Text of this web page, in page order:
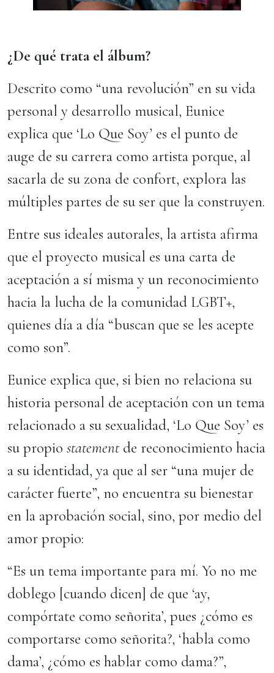
¿De qué trata el álbum?
Descrito como “una revolución” en su vida
personal y desarrollo musical, Eunice
explica que ‘Lo Que Soy’ es el punto de
auge de su carrera como artista porque, al
sacarla de su zona de confort, explora las
múltiples partes de su ser que la construyen.
Entre sus ideales autorales, la artista afirma
que el proyecto musical es una carta de
aceptación a sí misma y un reconocimiento
hacia la lucha de la comunidad LGBT+,
quienes día a día “buscan que se les acepte
como son”.
Eunice explica que, si bien no relaciona su
historia personal de aceptación con un tema
relacionado a su sexualidad, ‘Lo Que Soy’ es
su propio statementde reconocimiento hacia
a su identidad, ya que al ser “una mujer de
carácter fuerte”, no encuentra su bienestar
en la aprobación social, sino, por medio del
amor propio:
“Es un tema importante para mí. Yo no me
doblego [cuando dicen] de que ‘ay,
compórtate como señorita’, pues ¿cómo es
comportarse como señorita?, ‘habla como
dama’, ¿cómo es hablar como dama?”,